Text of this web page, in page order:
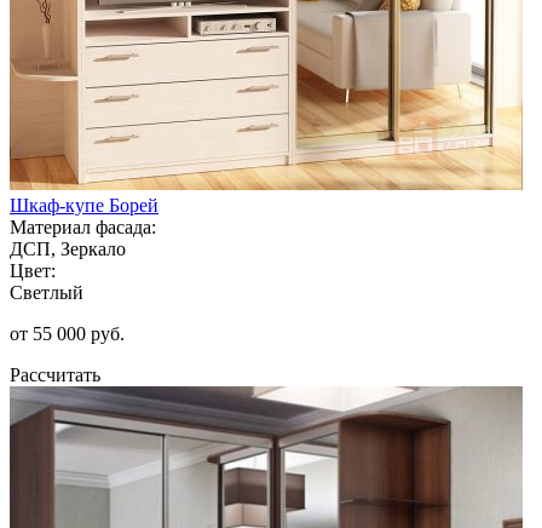
Шкаф-купе Борей
Материал фасада:
ДСП, Зеркало
Цвет:
Светлый
от 55 000 руб.
Рассчитать